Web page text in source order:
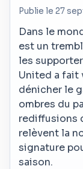
Publie le 27
Dans le
est un
les
United a fait
dénicher le
ombres du
rediffusions
relèvent la
signature
saison.